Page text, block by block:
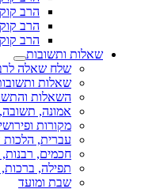
הרב
הרב
הרב
שאלות ותשובות
שלח שאלה
שאלות
השאלות
אמונה,
מקורות
עברית, הלכות
חכמים,
תפילה,
שבת ומועד